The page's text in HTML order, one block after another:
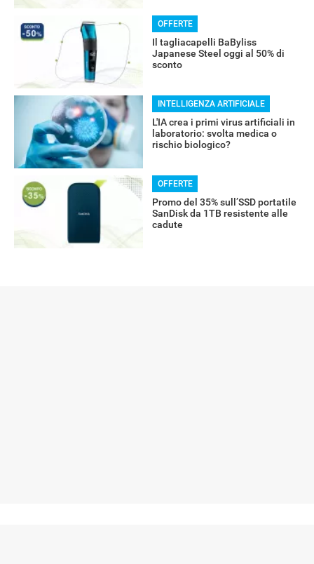
RECENSIONI
OFFERTE
Il tagliacapelli BaByliss
Japanese Steel oggi al 50% di
sconto
INTELLIGENZA ARTIFICIALE
L'IA crea i primi virus artificiali in
laboratorio: svolta medica o
rischio biologico?
OFFERTE
Promo del 35% sull’SSD portatile
SanDisk da 1TB resistente alle
cadute